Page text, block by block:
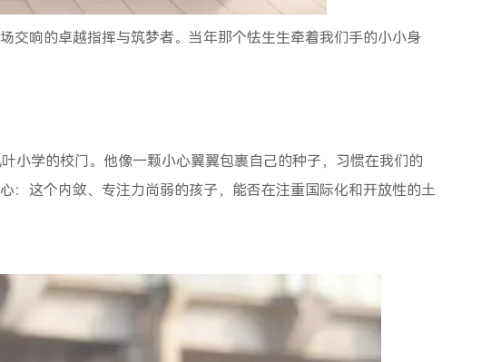
交响的卓越指挥与筑梦者。当年那个怯生生牵着我们手的小小身
小学的校门。他像一颗小心翼翼包裹自己的种子，习惯在我们的
：这个内敛、专注力尚弱的孩子，能否在注重国际化和开放性的土